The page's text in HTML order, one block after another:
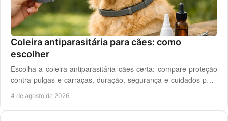
Coleira antiparasitária para cães: como
escolher
Escolha a coleira antiparasitária cães certa: compare proteção
contra pulgas e carraças, duração, segurança e cuidados para
4 de agosto de 2026